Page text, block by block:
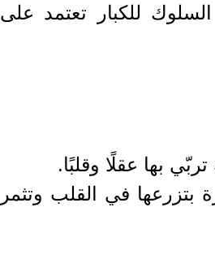
للكبار تعتمد على
بها عقلًا وقلبًا.
بتزرعها في القلب وتثمر